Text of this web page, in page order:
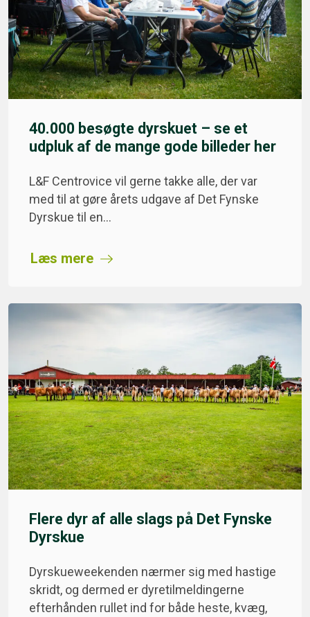
40.000 besøgte dyrskuet – se et
udpluk af de mange gode billeder her
L&F Centrovice vil gerne takke alle, der var
med til at gøre årets udgave af Det Fynske
Dyrskue til en…
Læs mere
Flere dyr af alle slags på Det Fynske
Dyrskue
Dyrskueweekenden nærmer sig med hastige
skridt, og dermed er dyretilmeldingerne
efterhånden rullet ind for både heste, kvæg,